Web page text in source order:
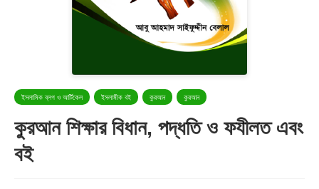
ইসলামিক ব্লগ ও আর্টিকেল ইসলামীক বই কুরআন কুরআন
কুরআন শিক্ষার বিধান, পদ্ধতি ও ফযীলত এবং
বই